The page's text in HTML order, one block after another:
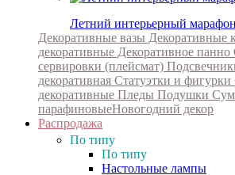
Летний интерьерный марафон
Декоративные вазы Декоративные
декоративные Декоративное панно
сервировки (плейсмат)
декоративная Статуэтки и фигурки
декоративные Пледы Подушки
парафиновыеНовогодний декор
Распродажа
По типу
По типу
Настольные лампы